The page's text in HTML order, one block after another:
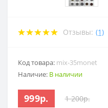
Отзывы: (1)
Код товара: mix-35monet
Наличие: В наличии
999р. 1 200р.